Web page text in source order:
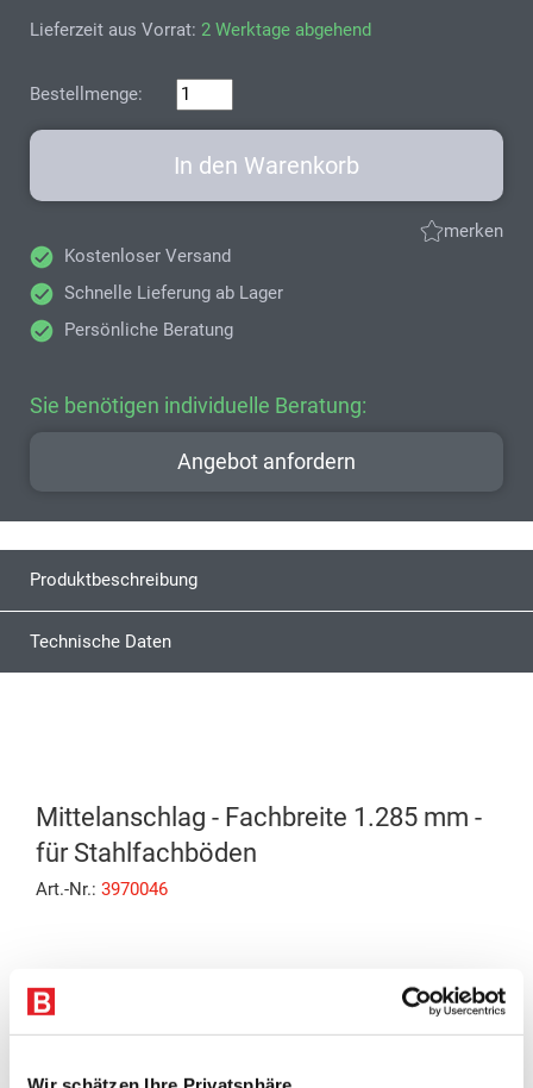
Lieferzeit aus Vorrat: 2 Werktage abgehend
Bestellmenge:
In den Warenkorb
merken
Kostenloser Versand
Schnelle Lieferung ab Lager
Persönliche Beratung
Sie benötigen individuelle Beratung:
Angebot anfordern
Produktbeschreibung
Technische Daten
Mittelanschlag - Fachbreite 1.285 mm -
für Stahlfachböden
Art.-Nr.: 3970046
Eigenschaften
Mittlerer Anschlag